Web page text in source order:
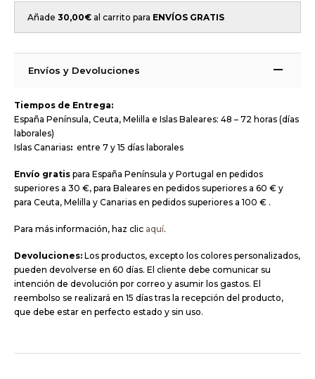
Añade 30,00€ al carrito para ENVÍOS GRATIS
Envíos y Devoluciones
Tiempos de Entrega:
España Península, Ceuta, Melilla e Islas Baleares: 48 – 72 horas (días
laborales)
Islas Canarias: entre 7 y 15 días laborales
Envío gratis para España Península y Portugal en pedidos
superiores a 30 €, para Baleares en pedidos superiores a 60 € y
para Ceuta, Melilla y Canarias en pedidos superiores a 100 € .
Para más información, haz clic aquí.
Devoluciones: Los productos, excepto los colores personalizados,
pueden devolverse en 60 días. El cliente debe comunicar su
intención de devolución por correo y asumir los gastos. El
reembolso se realizará en 15 días tras la recepción del producto,
que debe estar en perfecto estado y sin uso.